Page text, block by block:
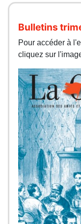
Bulletins
Pour accéder à
cliquez sur